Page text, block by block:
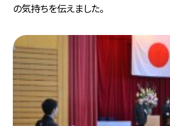
の気持ちを伝えました。